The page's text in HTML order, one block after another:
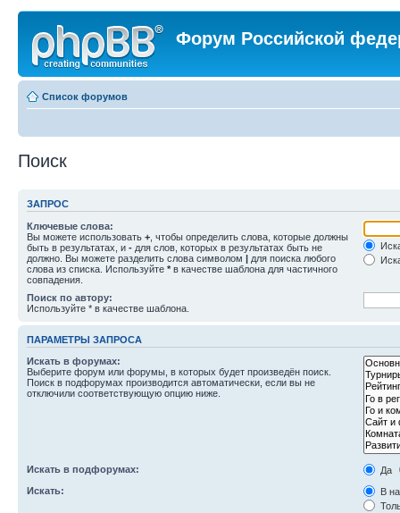
Форум Российской
Список форумов
Поиск
ЗАПРОС
Ключевые слова:
Вы можете использовать + , чтобы определить слова, которые должны
быть в результатах, и - для слов, которых в результатах быть не
должно. Вы можете разделить слова символом | для поиска любого
слова из списка. Используйте * в качестве шаблона для частичного
совпадения.
Поиск по автору:
Используйте * в качестве шаблона.
ПАРАМЕТРЫ ЗАПРОСА
Искать в форумах:
Выберите форум или форумы, в которых будет произведён поиск.
Поиск в подфорумах производится автоматически, если вы не
отключили соответствующую опцию ниже.
Искать в подфорумах:
Да
Искать:
В